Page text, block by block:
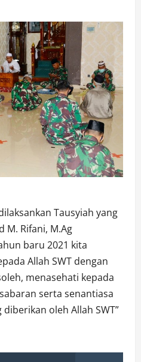
Tausyiah yang
M. Rifani, M.Ag
baru 2021 kita
Allah SWT dengan
menasehati kepada
serta senantiasa
oleh Allah SWT”